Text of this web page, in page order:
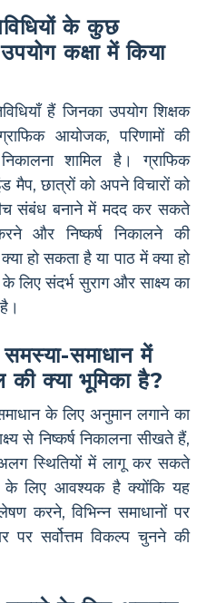
के कुछ
कक्षा में किया
हैं जिनका उपयोग शिक्षक
आयोजक, परिणामों की
शामिल है। ग्राफिक
छात्रों को अपने विचारों को
संबंध बनाने में मदद कर सकते
और निष्कर्ष निकालने की
हो सकता है या पाठ में क्या हो
लिए संदर्भ सुराग और साक्ष्य का
समाधान में
क्या भूमिका है?
के लिए अनुमान लगाने का
से निष्कर्ष निकालना सीखते हैं,
स्थितियों में लागू कर सकते
के लिए आवश्यक है क्योंकि यह
करने, विभिन्न समाधानों पर
पर सर्वोत्तम विकल्प चुनने की